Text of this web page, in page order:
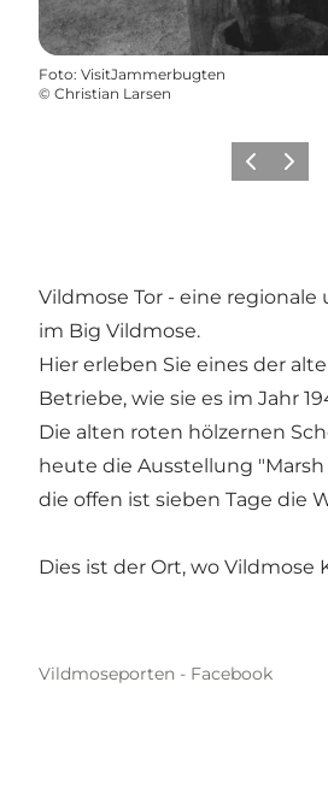
Foto: VisitJammerbugten
© Christian Larsen
ZurückWeiter
Vildmose Tor - eine
im Big Vildmose.
Hier erleben Sie eines der
Betriebe, wie sie es im Jahr
Die alten roten hölzernen
heute die Ausstellung "Marsh
die offen ist sieben Tage die
Dies ist der Ort, wo Vildmose
Vildmoseporten - Facebook